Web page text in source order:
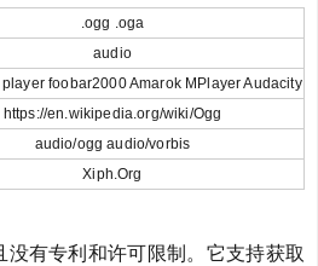
.ogg .oga
audio
foobar2000 Amarok MPlayer Audacity
https://en.wikipedia.org/wiki/Ogg
audio/ogg audio/vorbis
Xiph.Org
没有专利和许可限制。它支持获取